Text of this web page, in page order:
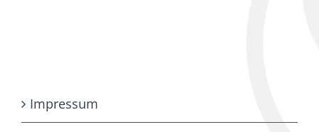
Impressum